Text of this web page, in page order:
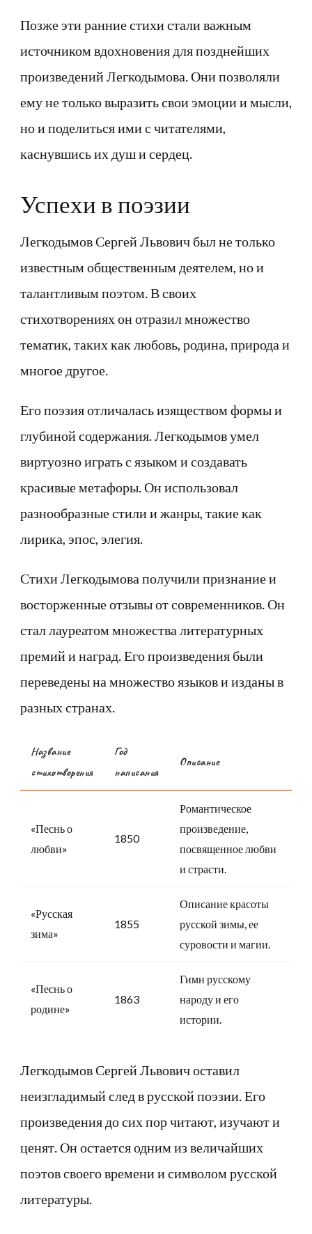
Позже эти ранние стихи стали важным
источником вдохновения для позднейших
произведений Легкодымова. Они позволяли
ему не только выразить свои эмоции и мысли,
но и поделиться ими с читателями,
каснувшись их душ и сердец.
Успехи в поэзии
Легкодымов Сергей Львович был не только
известным общественным деятелем, но и
талантливым поэтом. В своих
стихотворениях он отразил множество
тематик, таких как любовь, родина, природа и
многое другое.
Его поэзия отличалась изяществом формы и
глубиной содержания. Легкодымов умел
виртуозно играть с языком и создавать
красивые метафоры. Он использовал
разнообразные стили и жанры, такие как
лирика, эпос, элегия.
Стихи Легкодымова получили признание и
восторженные отзывы от современников. Он
стал лауреатом множества литературных
премий и наград. Его произведения были
переведены на множество языков и изданы в
разных странах.
Название
стихотворения
Год
написания
Описание
«Песнь о
любви»
1850
Романтическое
произведение,
посвященное любви
и страсти.
«Русская
зима»
1855
Описание красоты
русской зимы, ее
суровости и магии.
«Песнь о
родине»
1863
Гимн русскому
народу и его
истории.
Легкодымов Сергей Львович оставил
неизгладимый след в русской поэзии. Его
произведения до сих пор читают, изучают и
ценят. Он остается одним из величайших
поэтов своего времени и символом русской
литературы.